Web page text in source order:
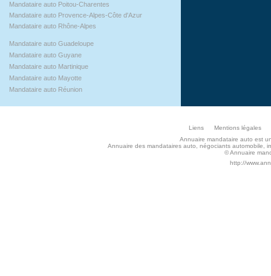
Mandataire auto Poitou-Charentes
Mandataire auto Provence-Alpes-Côte d'Azur
Mandataire auto Rhône-Alpes
Mandataire auto Guadeloupe
Mandataire auto Guyane
Mandataire auto Martinique
Mandataire auto Mayotte
Mandataire auto Réunion
Liens
Mentions légales
Annuaire mandataire auto est
Annuaire des mandataires auto, négociants automobile,
© Annuaire
http://